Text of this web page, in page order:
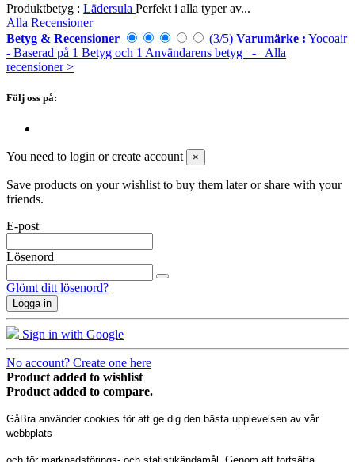
Produktbetyg : Lädersula Perfekt i alla typer av...
Alla Recensioner
Betyg & Recensioner
(3/5) Varumärke : Yocoair
- Baserad på 1 Betyg och 1 Användarens betyg
- Alla
recensioner>
Följ oss på:
You need to login or create account ×
Save products on your wishlist to buy them later or share with your
friends.
E-post
Lösenord
Glömt ditt lösenord?
Logga in
Sign in with Google
No account? Create one here
Product added to wishlist
Product added to compare.
GåBra använder cookies för att ge dig den bästa upplevelsen av vår
webbplats